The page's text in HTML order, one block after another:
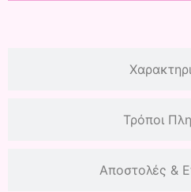
Τρόποι
Αποστολές &